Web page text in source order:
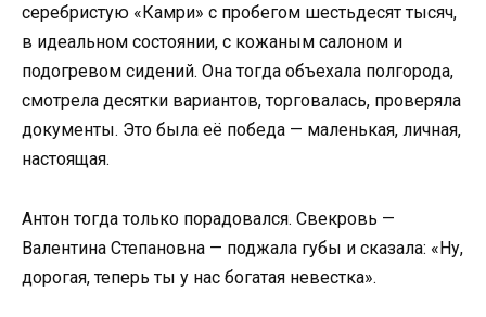
серебристую «Камри» с пробегом шестьдесят тысяч,
в идеальном состоянии, с кожаным салоном и
подогревом сидений. Она тогда объехала полгорода,
смотрела десятки вариантов, торговалась, проверяла
документы. Это была её победа — маленькая, личная,
настоящая.
Антон тогда только порадовался. Свекровь —
Валентина Степановна — поджала губы и сказала: «Ну,
дорогая, теперь ты у нас богатая невестка».